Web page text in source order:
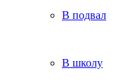
В подвал
В школу